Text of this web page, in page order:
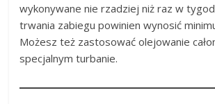
wykonywane nie rzadziej niż raz w
trwania zabiegu powinien wynosić
Możesz też zastosować olejowanie
specjalnym turbanie.